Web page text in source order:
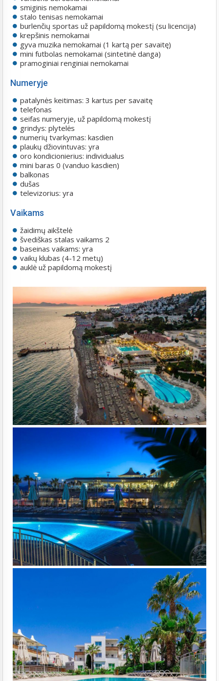
smiginis nemokamai
stalo tenisas nemokamai
burlenčių sportas už papildomą mokestį (su licencija)
krepšinis nemokamai
gyva muzika nemokamai (1 kartą per savaitę)
mini futbolas nemokamai (sintetinė danga)
pramoginiai renginiai nemokamai
Numeryje
patalynės keitimas: 3 kartus per savaitę
telefonas
seifas numeryje, už papildomą mokestį
grindys: plytelės
numerių tvarkymas: kasdien
plaukų džiovintuvas: yra
oro kondicionierius: individualus
mini baras 0 (vanduo kasdien)
balkonas
dušas
televizorius: yra
Vaikams
žaidimų aikštelė
švediškas stalas vaikams 2
baseinas vaikams: yra
vaikų klubas (4-12 metų)
auklė už papildomą mokestį